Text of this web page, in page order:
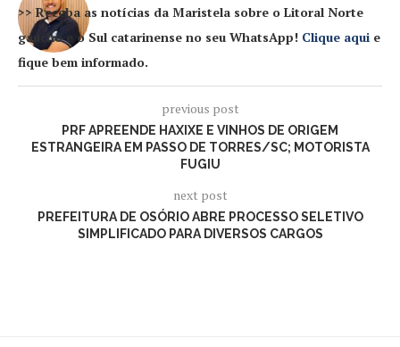
>> Receba as notícias da Maristela sobre o Litoral Norte
gaúcho e o Sul catarinense no seu WhatsApp! Clique aqui e
fique bem informado.
previous post
PRF APREENDE HAXIXE E VINHOS DE ORIGEM
ESTRANGEIRA EM PASSO DE TORRES/SC; MOTORISTA
FUGIU
next post
PREFEITURA DE OSÓRIO ABRE PROCESSO SELETIVO
SIMPLIFICADO PARA DIVERSOS CARGOS